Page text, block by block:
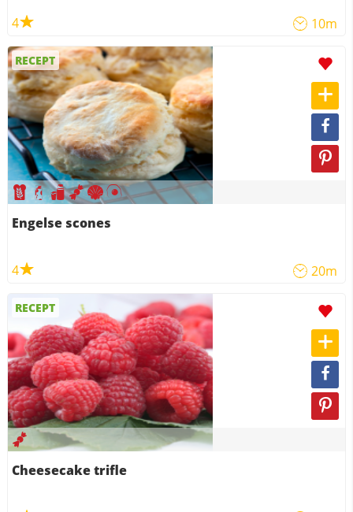
4 10m
RECEPT
Engelse scones
4 20m
RECEPT
Cheesecake trifle